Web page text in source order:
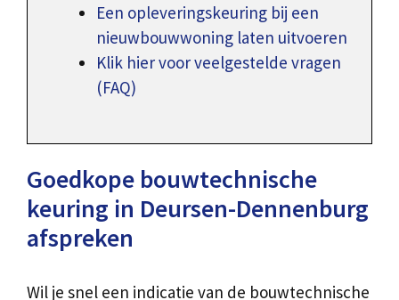
Een opleveringskeuring bij een
nieuwbouwwoning laten uitvoeren
Klik hier voor veelgestelde vragen
(FAQ)
Goedkope bouwtechnische
keuring in Deursen-Dennenburg
afspreken
Wil je snel een indicatie van de bouwtechnische